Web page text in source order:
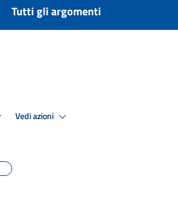
Tutti gli argomenti
Vedi azioni